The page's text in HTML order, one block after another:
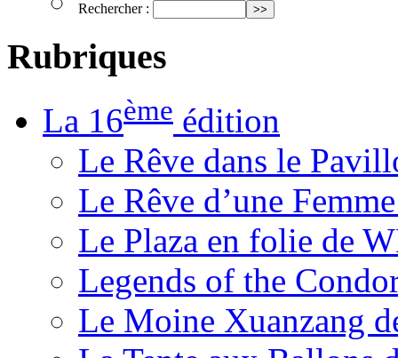
Rechercher :
Rubriques
La 16ème édition
Le Rêve dans le
Le Rêve d’une
Le Plaza en folie de
Legends of the
Le Moine Xuanzang